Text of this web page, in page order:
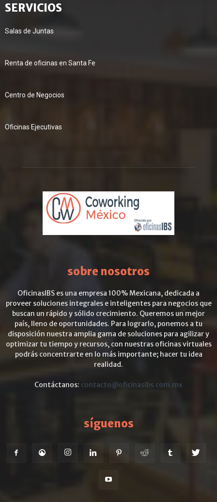
SERVICIOS
Salas de Juntas
Renta de oficinas en Santa Fe
Centro de Negocios
Oficinas Ejecutivas
sobre nosotros
OficinasIBS es una empresa 100% Mexicana, dedicada a
proveer soluciones integrales e inteligentes para negocios que
buscan un rápido y sólido crecimiento. Queremos un mejor
país, lleno de oportunidades. Para lograrlo, ponemos a tu
disposición nuestra amplia gama de soluciones para agilizar y
optimizar tu tiempo y recursos, con nuestras oficinas virtuales
podrás concentrarte en lo más importante; hacer tu idea
realidad.
Contáctanos: contacto@oficinasibs.com.mx
síguenos